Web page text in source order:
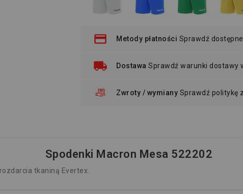
Metody płatności Sprawdź
Dostawa Sprawdź warunki dostawy w
Zwroty / wymiany Sprawdź politykę
Spodenki Macron Mesa 522202
tkaniną Evertex.